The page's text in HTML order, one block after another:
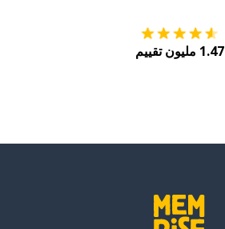
1.47 مليون تقييم